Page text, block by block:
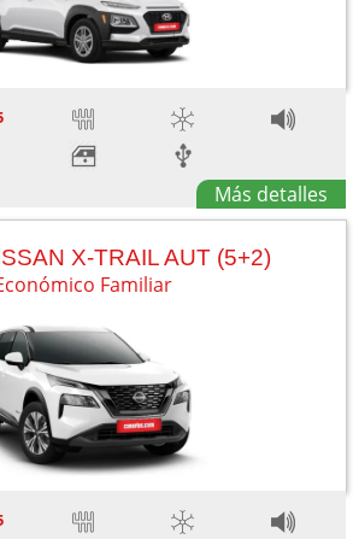
Más detalles
X-TRAIL AUT (5+2)
Familiar